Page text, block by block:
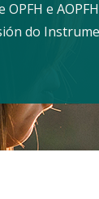
e AOPFH
do